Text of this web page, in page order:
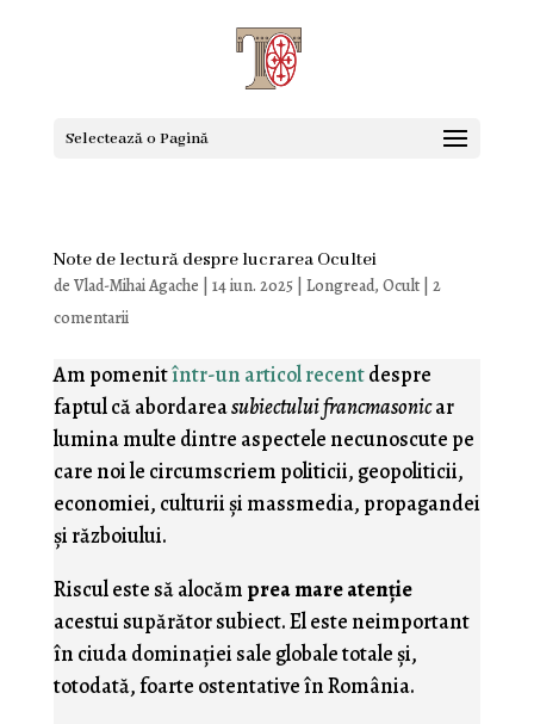
Selectează o Pagină
Note de lectură despre lucrarea Ocultei
de Vlad-Mihai Agache 14 iun. 2025| Longread, Ocult| 2
comentarii
Am pomenitîntr-un articol recentdespre
faptul că abordareasubiectului francmasonicar
lumina multe dintre aspectele necunoscute pe
care noi le circumscriem politicii, geopoliticii,
economiei, culturii şi massmedia, propagandei
şi războiului.
Riscul este să alocăm prea mare atenţie
acestui supărător subiect. El este neimportant
în ciuda dominaţiei sale globale totale şi,
totodată, foarte ostentative în România.